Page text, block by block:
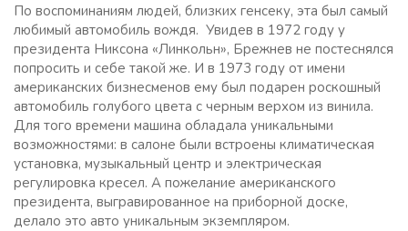
По воспоминаниям людей, близких генсеку, эта был самый
любимый автомобиль вождя. Увидев в 1972 году у
президента Никсона «Линкольн», Брежнев не постеснялся
попросить и себе такой же. И в 1973 году от имени
американских бизнесменов ему был подарен роскошный
автомобиль голубого цвета с черным верхом из винила.
Для того времени машина обладала уникальными
возможностями: в салоне были встроены климатическая
установка, музыкальный центр и электрическая
регулировка кресел. А пожелание американского
президента, выгравированное на приборной доске,
делало это авто уникальным экземпляром.